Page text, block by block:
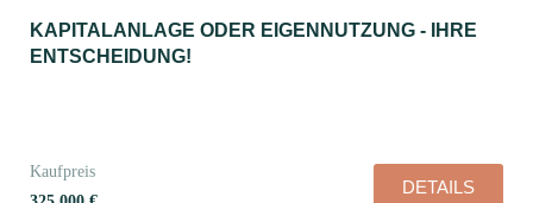
KAPITALANLAGE ODER EIGENNUTZUNG - IHRE
ENTSCHEIDUNG!
Kaufpreis
DETAILS